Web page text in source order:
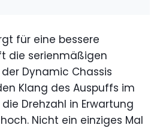
für eine bessere
die serienmäßigen
Dynamic Chassis
Klang des Auspuffs im
Drehzahl in Erwartung
Nicht ein einziges Mal